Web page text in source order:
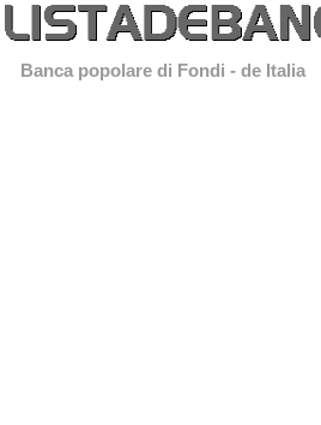
Banca popolare di Fondi - de Italia